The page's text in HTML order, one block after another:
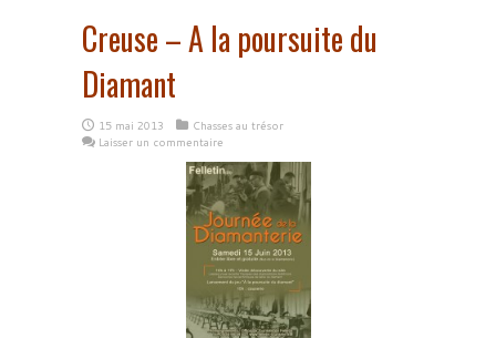
Creuse – A la poursuite du
Diamant
15 mai 2013
Chasses au trésor
Laisser un commentaire